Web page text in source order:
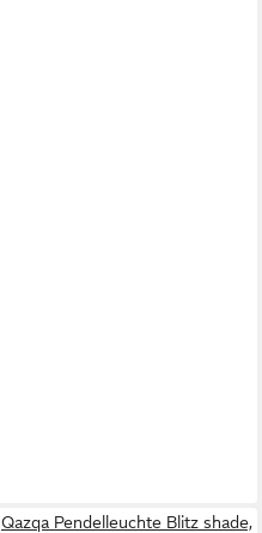
Qazqa Pendelleuchte Blitz shade,